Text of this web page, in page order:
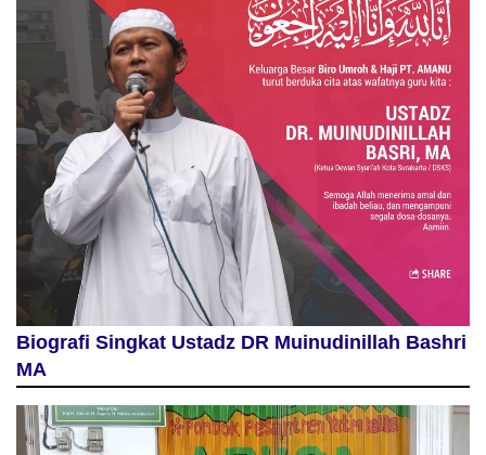
Biografi Singkat Ustadz DR Muinudinillah Bashri
MA